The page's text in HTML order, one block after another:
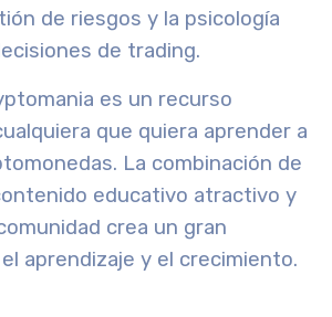
de riesgos y la psicología
de trading.
es un recurso
que quiera aprender a
La combinación de
educativo atractivo y
crea un gran
aprendizaje y el crecimiento.